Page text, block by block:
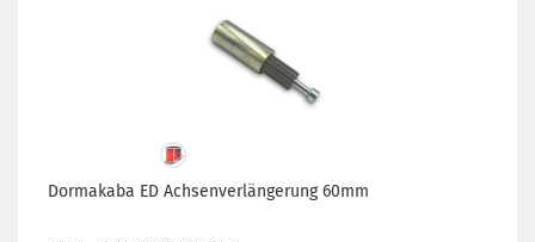
Dormakaba ED Achsenverlängerung 60mm